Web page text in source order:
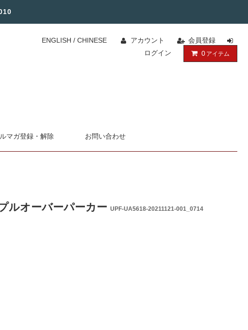
ENGLISH / CHINESE アカウント
会員登録
ログイン
0 アイテム
マガ登録・解除 お問い合わせ
ルオーバーパーカー UPF-UA5618-20211121-001_0714